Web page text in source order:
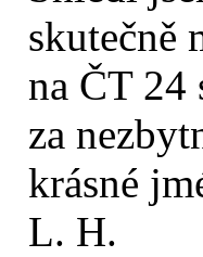
skutečně
na ČT 24
za
krásné
L. H.